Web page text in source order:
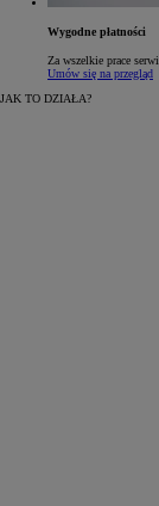
Wygodne płatności
Za wszelkie prace
Umów się na przegląd
JAK TO DZIAŁA?